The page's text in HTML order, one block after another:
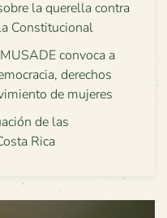
la querella contra
Constitucional
convoca a
derechos
de mujeres
de las
Rica